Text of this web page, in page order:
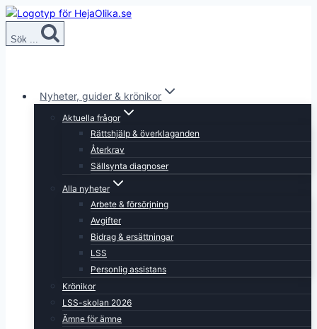
Skip
content
Sök ...
Nyheter, guider & krönikor
Aktuella frågor
Rättshjälp & överklaganden
Återkrav
Sällsynta diagnoser
Alla nyheter
Arbete & försörjning
Avgifter
Bidrag & ersättningar
LSS
Personlig assistans
Krönikor
LSS-skolan 2026
Ämne för ämne